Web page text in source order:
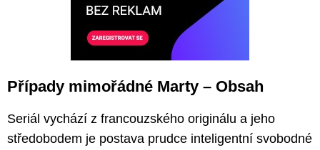
Případy mimořádné Marty – Obsah
Seriál vychází z francouzského originálu a jeho
středobodem je postava prudce inteligentní svobodné